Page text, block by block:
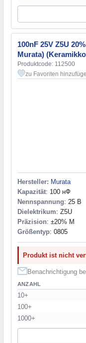
100nF 25V Z5U
Murata)
Produktcode: 112500
zu Favoriten
Hersteller: Murata
Kapazität: 100 нФ
Nennspannung: 25 В
Dielektrikum: Z5U
Präzision: ±20% M
Größentyp: 0805
Produkt ist nicht
Benachrichtigung
ANZAHL
10+
100+
1000+